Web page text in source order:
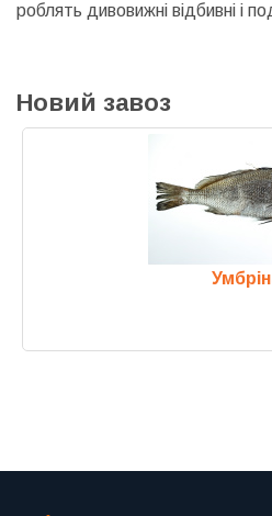
роблять дивовижні відбивні і
Новий завоз